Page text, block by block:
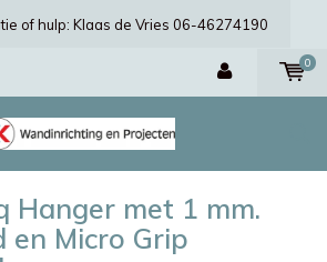
of hulp: Klaas de Vries 06-46274190
0
Hanger met 1 mm.
en Micro Grip